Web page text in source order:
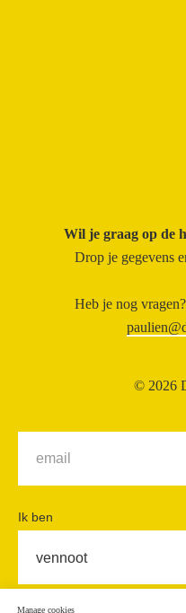
Manage cookies
Wil je graag op de
Drop je gegevens
Heb je nog
© 2026
Ik ben